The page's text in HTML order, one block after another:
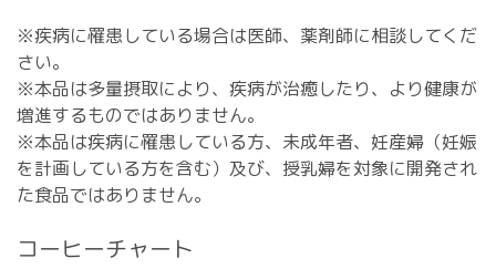
※疾病に罹患している場合は医師、薬剤師に相談してくだ
さい。
※本品は多量摂取により、疾病が治癒したり、より健康が
増進するものではありません。
※本品は疾病に罹患している方、未成年者、妊産婦（妊娠
を計画している方を含む）及び、授乳婦を対象に開発され
た食品ではありません。
コーヒーチャート